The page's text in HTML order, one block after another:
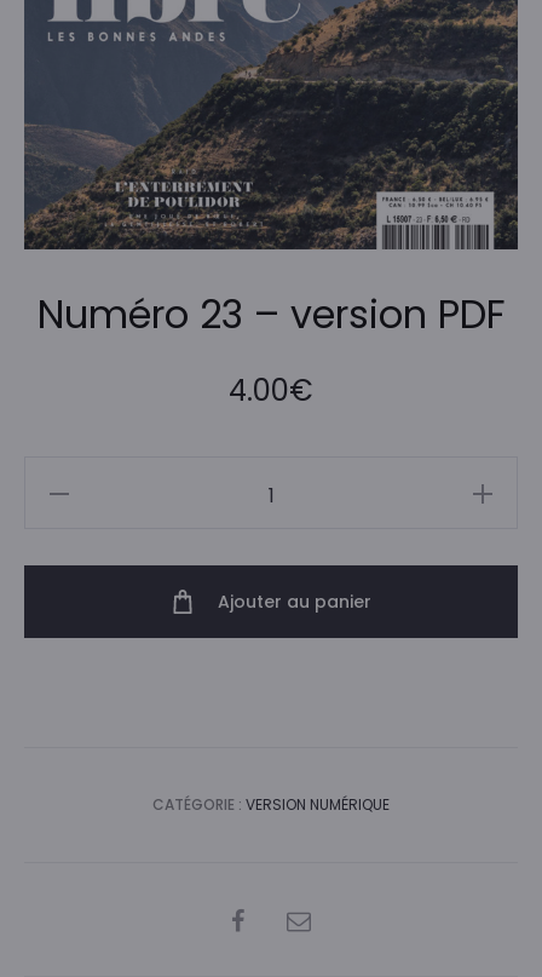
Numéro 23 – version PDF
4.00€
Ajouter au panier
CATÉGORIE : VERSION NUMÉRIQUE
SHARE